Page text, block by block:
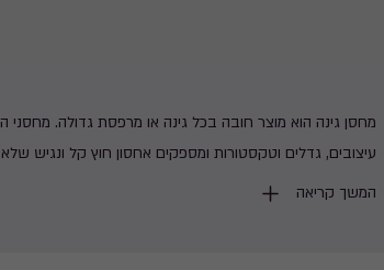
מחסן גינה הוא מוצר חובה בכל גינה או מרפסת גדולה. מחסני
עיצובים, גדלים וטקסטורות ומספקים אחסון חוץ קל ונגיש
שלנו מגיעים במגוון רחב של עיצובים, גדלים וטקסטורות והם
המשך קריאה